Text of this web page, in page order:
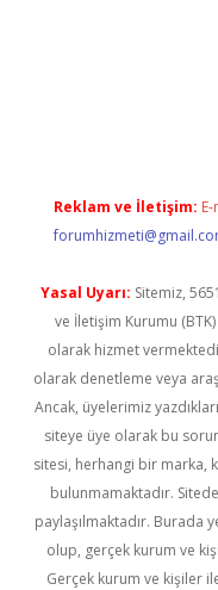
Reklam ve İletişim:
Yasal Uyarı: Sitemiz,
ve İletişim Kurumu
olarak hizmet
olarak denetleme veya
Ancak, üyelerimiz
siteye üye olarak bu
sitesi, herhangi bir marka,
bulunmamaktadır.
paylaşılmaktadır. Burada
olup, gerçek kurum ve
Gerçek kurum ve kişiler